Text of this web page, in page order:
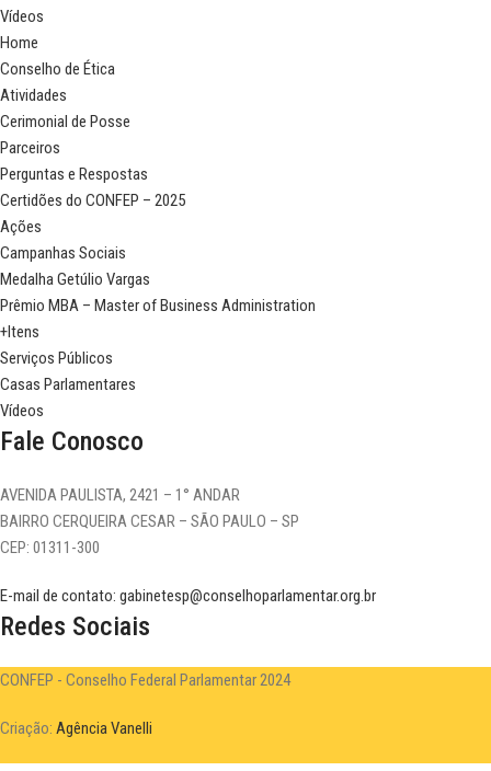
Vídeos
Home
Conselho de Ética
Atividades
Cerimonial de Posse
Parceiros
Perguntas e Respostas
Certidões do CONFEP – 2025
Ações
Campanhas Sociais
Medalha Getúlio Vargas
Prêmio MBA – Master of Business Administration
+Itens
Serviços Públicos
Casas Parlamentares
Vídeos
Fale Conosco
AVENIDA PAULISTA, 2421 – 1° ANDAR
BAIRRO CERQUEIRA CESAR – SÃO PAULO – SP
CEP: 01311-300
E-mail de contato: gabinetesp@conselhoparlamentar.org.br
Redes Sociais
CONFEP - Conselho Federal Parlamentar 2024
Criação: Agência Vanelli